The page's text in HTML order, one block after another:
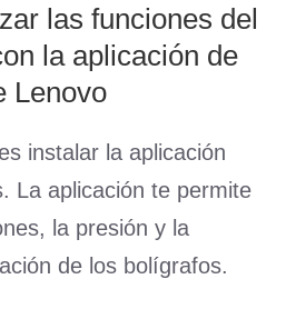
las funciones del
la aplicación de
Lenovo
instalar la aplicación
La aplicación te permite
la presión y la
de los bolígrafos.